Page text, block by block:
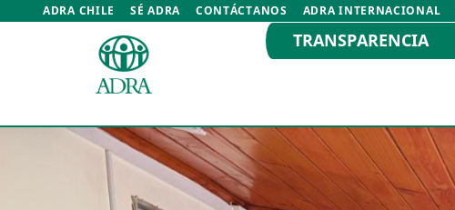
ADRA CHILE SÉ ADRA CONTÁCTANOS ADRA INTERNACIONAL
TRANSPARENCIA